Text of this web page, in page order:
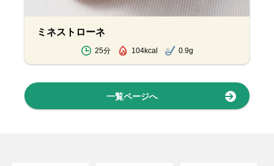
ミネストローネ
25分 104kcal 0.9g
一覧ページへ